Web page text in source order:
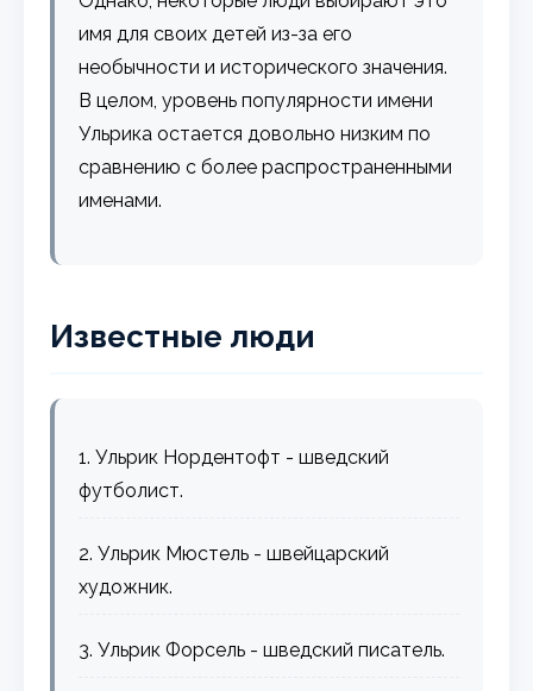
имя для своих детей из-за его
необычности и исторического значения.
В целом, уровень популярности имени
Ульрика остается довольно низким по
сравнению с более распространенными
именами.
Известные люди
1. Ульрик Нордентофт - шведский
футболист.
2. Ульрик Мюстель - швейцарский
художник.
3. Ульрик Форсель - шведский писатель.